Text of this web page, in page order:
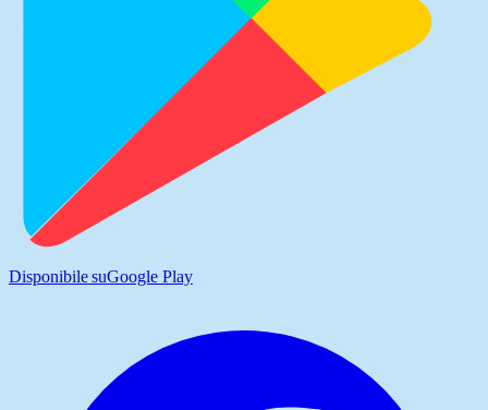
Disponibile suGoogle Play